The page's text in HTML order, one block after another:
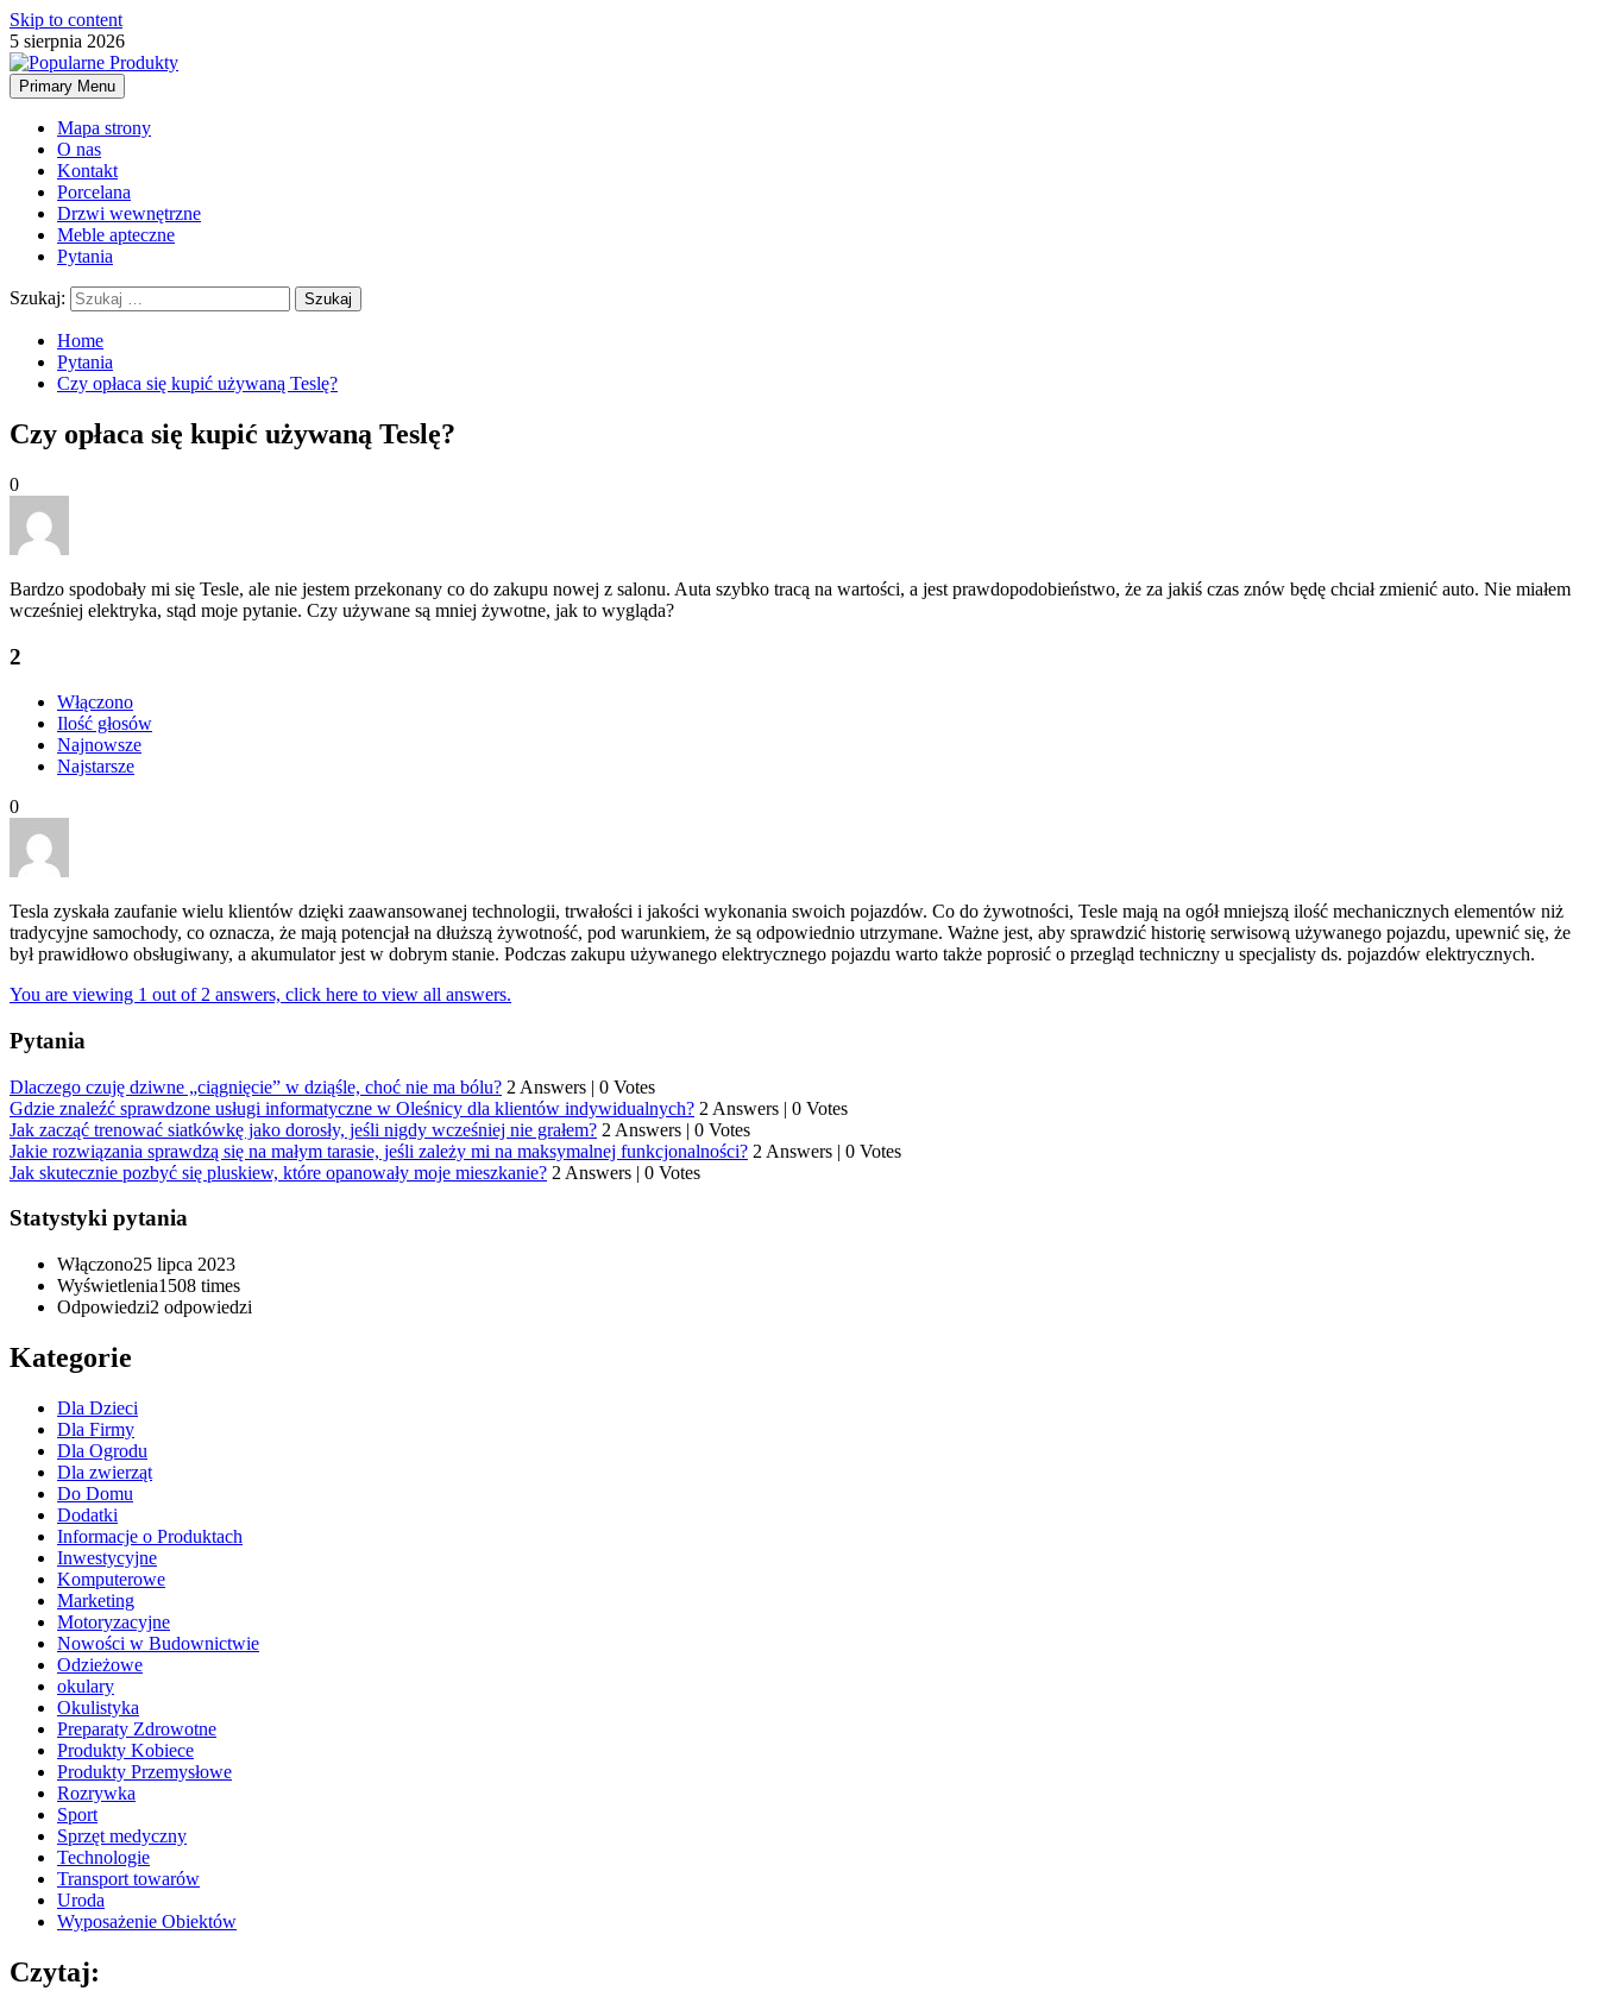
Skip to content
5 sierpnia 2026
Primary Menu
Mapa strony
O nas
Kontakt
Porcelana
Drzwi wewnętrzne
Meble apteczne
Pytania
Szukaj:
Home
Pytania
Czy opłaca się kupić używaną Teslę?
Czy opłaca się kupić używaną Teslę?
0
Bardzo spodobały mi się Tesle, ale nie jestem przekonany co do zakupu nowej z salonu. Auta szybko tracą na wartości, a jest prawdopodobieństwo, że za jakiś czas znów będę chciał zmienić auto. Nie miałem
wcześniej elektryka, stąd moje pytanie. Czy używane są mniej żywotne, jak to wygląda?
2
Włączono
Ilość głosów
Najnowsze
Najstarsze
0
Tesla zyskała zaufanie wielu klientów dzięki zaawansowanej technologii, trwałości i jakości wykonania swoich pojazdów. Co do żywotności, Tesle mają na ogół mniejszą ilość mechanicznych elementów niż
tradycyjne samochody, co oznacza, że mają potencjał na dłuższą żywotność, pod warunkiem, że są odpowiednio utrzymane. Ważne jest, aby sprawdzić historię serwisową używanego pojazdu, upewnić się, że
był prawidłowo obsługiwany, a akumulator jest w dobrym stanie. Podczas zakupu używanego elektrycznego pojazdu warto także poprosić o przegląd techniczny u specjalisty ds. pojazdów elektrycznych.
You are viewing 1 out of 2 answers, click here to view all answers.
Pytania
Dlaczego czuję dziwne „ciągnięcie” w dziąśle, choć nie ma bólu? 2 Answers | 0 Votes
Gdzie znaleźć sprawdzone usługi informatyczne w Oleśnicy dla klientów indywidualnych? 2 Answers | 0 Votes
Jak zacząć trenować siatkówkę jako dorosły, jeśli nigdy wcześniej nie grałem? 2 Answers | 0 Votes
Jakie rozwiązania sprawdzą się na małym tarasie, jeśli zależy mi na maksymalnej funkcjonalności? 2 Answers | 0 Votes
Jak skutecznie pozbyć się pluskiew, które opanowały moje mieszkanie? 2 Answers | 0 Votes
Statystyki pytania
Włączono25 lipca 2023
Wyświetlenia1508 times
Odpowiedzi2 odpowiedzi
Kategorie
Dla Dzieci
Dla Firmy
Dla Ogrodu
Dla zwierząt
Do Domu
Dodatki
Informacje o Produktach
Inwestycyjne
Komputerowe
Marketing
Motoryzacyjne
Nowości w Budownictwie
Odzieżowe
okulary
Okulistyka
Preparaty Zdrowotne
Produkty Kobiece
Produkty Przemysłowe
Rozrywka
Sport
Sprzęt medyczny
Technologie
Transport towarów
Uroda
Wyposażenie Obiektów
Czytaj: